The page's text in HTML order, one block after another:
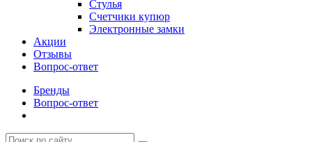
Стулья
Счетчики купюр
Электронные замки
Акции
Отзывы
Вопрос-ответ
Бренды
Вопрос-ответ